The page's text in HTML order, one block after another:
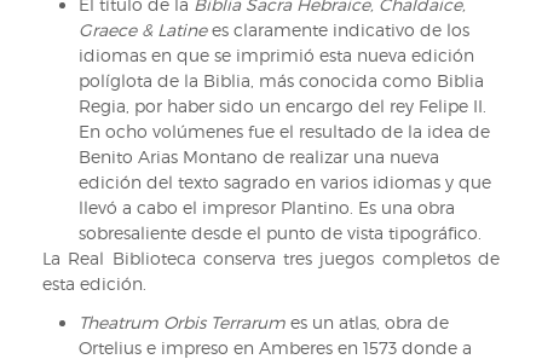
Escorial,
Juan
Herrera
Graece & Latinees claramente indicativo de los
idiomas en que se imprimió esta nueva edición
políglota de la Biblia, más conocida como Biblia
Regia, por haber sido un encargo del rey Felipe II.
En ocho volúmenes fue el resultado de la idea de
Benito Arias Montano de realizar una nueva
edición del texto sagrado en varios idiomas y que
llevó a cabo el impresor Plantino. Es una obra
sobresaliente desde el punto de vista tipográfico.
La Real Biblioteca conserva tres juegos completos de
esta edición.
Theatrum Orbis Terrarum es un atlas, obra de
Ortelius e impreso en Amberes en 1573 donde a